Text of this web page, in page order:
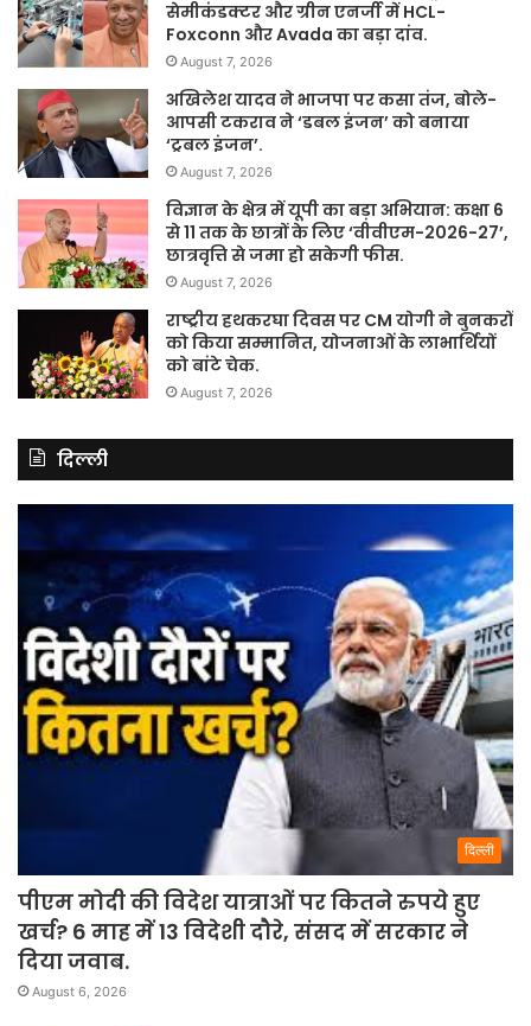
सेमीकंडक्टर और ग्रीन एनर्जी में HCL-
Foxconn और Avada का बड़ा दांव.
August 7, 2026
अखिलेश यादव ने भाजपा पर कसा तंज, बोले-
आपसी टकराव ने ‘डबल इंजन’ को बनाया
‘ट्रबल इंजन’.
August 7, 2026
विज्ञान के क्षेत्र में यूपी का बड़ा अभियान: कक्षा 6
से 11 तक के छात्रों के लिए ‘वीवीएम-2026-27’,
छात्रवृत्ति से जमा हो सकेगी फीस.
August 7, 2026
राष्ट्रीय हथकरघा दिवस पर CM योगी ने बुनकरों
को किया सम्मानित, योजनाओं के लाभार्थियों
को बांटे चेक.
August 7, 2026
दिल्ली
दिल्ली
पीएम मोदी की विदेश यात्राओं पर कितने रुपये हुए
खर्च? 6 माह में 13 विदेशी दौरे, संसद में सरकार ने
दिया जवाब.
August 6, 2026